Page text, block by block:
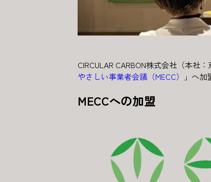
CIRCULAR CARBON株式会社（本社
やさしい事業者会議（MECC）
」へ加
MECCへの加盟